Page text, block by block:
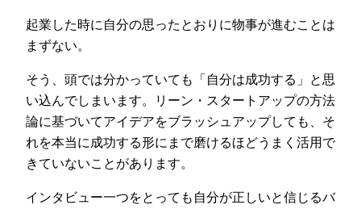
起業した時に自分の思ったとおりに物事が進むことは
まずない。
そう、頭では分かっていても「自分は成功する」と思
い込んでしまいます。リーン・スタートアップの方法
論に基づいてアイデアをブラッシュアップしても、そ
れを本当に成功する形にまで磨けるほどうまく活用で
きていないことがあります。
インタビュー一つをとっても自分が正しいと信じるバ